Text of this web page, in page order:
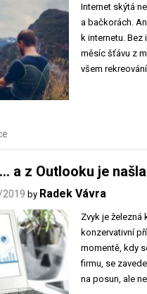
Internet skýtá
a bačkorách.
k internetu.
měsíc šťávu z
všem
a z Outlooku je
by Radek Vávra
Zvyk je železná
konzervativní
momentě, kdy
firmu, se
na posun, ale